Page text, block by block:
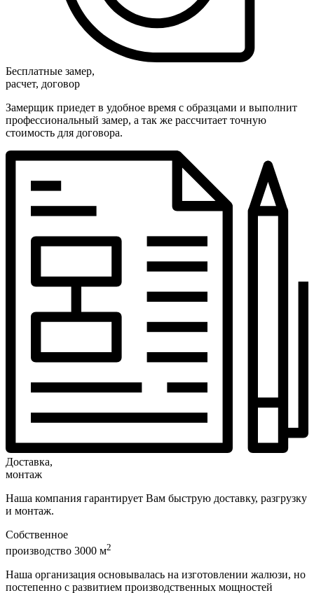
Бесплатные замер,
расчет, договор
Замерщик приедет в удобное время с образцами и выполнит
профессиональный замер, а так же рассчитает точную
стоимость для договора.
Доставка,
монтаж
Наша компания гарантирует Вам быструю доставку, разгрузку
и монтаж.
Собственное
производство 3000 м2
Наша организация основывалась на изготовлении жалюзи, но
постепенно с развитием производственных мощностей